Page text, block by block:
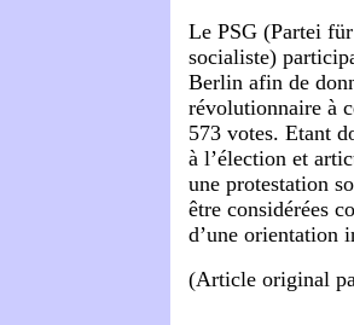
Le PSG (Partei
socialiste)
Berlin afin de
révolutionnaire à
573 votes. Etant
à l’élection et
une protestation
être considérées
d’une orientation
(Article original